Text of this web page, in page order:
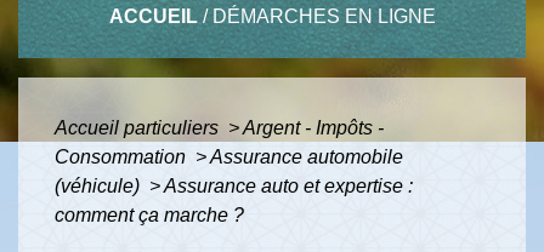
ACCUEIL/ DÉMARCHES EN LIGNE
Accueil particuliers >Argent - Impôts -
Consommation >Assurance automobile
(véhicule) >Assurance auto et expertise :
comment ça marche ?